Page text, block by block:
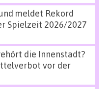
meldet Rekord
Spielzeit 2026/2027
die Innenstadt?
vor der